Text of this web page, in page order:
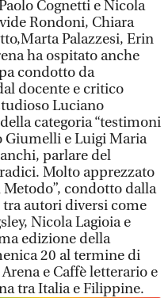
Cognetti e Nicola
Rondoni, Chiara
Palazzesi, Erin
ha ospitato anche
condotto da
docente e critico
Luciano
categoria “testimoni
Giumelli e Luigi Maria
parlare del
Molto apprezzato
condotto dalla
autori diversi come
Nicola Lagioia e
edizione della
20 al termine di
e Caffè letterario e
tra Italia e Filippine.